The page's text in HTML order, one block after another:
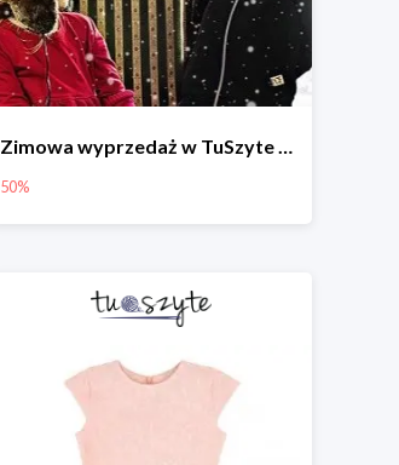
Zimowa wyprzedaż w TuSzyte do -50%
50%